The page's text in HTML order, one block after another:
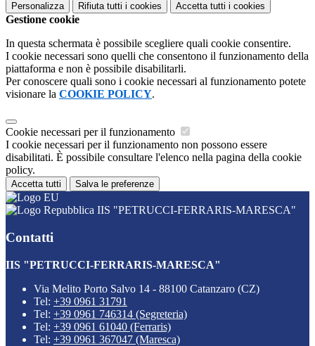
Personalizza Rifiuta tutti i cookies Accetta tutti i cookies
Gestione cookie
In questa schermata è possibile scegliere quali cookie consentire.
I cookie necessari sono quelli che consentono il funzionamento della
piattaforma e non è possibile disabilitarli.
Per conoscere quali sono i cookie necessari al funzionamento potete
visionare la COOKIE POLICY.
Cookie necessari per il funzionamento
I cookie necessari per il funzionamento non possono essere
disabilitati. È possibile consultare l'elenco nella pagina della cookie
policy.
Accetta tutti Salva le preferenze
IIS "PETRUCCI-FERRARIS-MARESCA"
Contatti
IIS "PETRUCCI-FERRARIS-MARESCA"
Via Melito Porto Salvo 14 - 88100 Catanzaro (CZ)
Tel: +39 0961 31791
Tel: +39 0961 746314 (Segreteria)
Tel: +39 0961 61040 (Ferraris)
Tel: +39 0961 367047 (Maresca)